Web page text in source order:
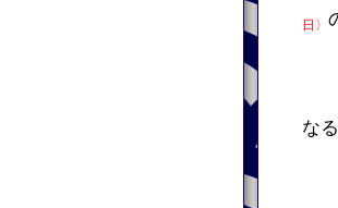
日〉
な